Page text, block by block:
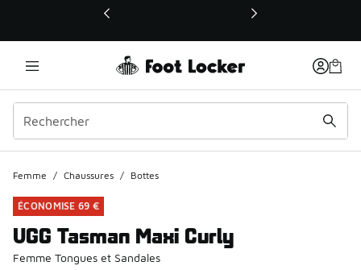
Ce lien ouvrira une nouvelle fenêtre
Femme / Chaussures / Bottes
ÉCONOMISE 69 €
UGG Tasman Maxi Curly
Femme Tongues et Sandales